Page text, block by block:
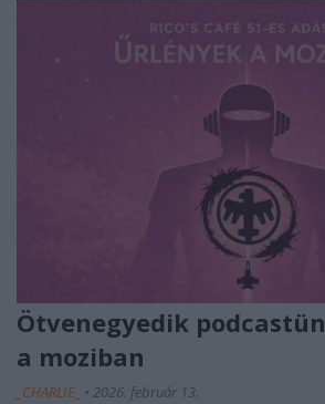
Ötvenegyedik
a moziban
_CHARLIE_ • 2026. február 13.